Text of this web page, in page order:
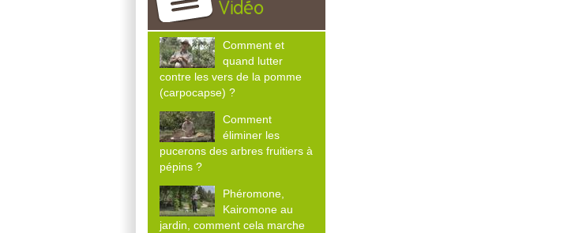
Vidéo
Comment et
quand lutter
contre les vers de la pomme
(carpocapse) ?
Comment
éliminer les
pucerons des arbres fruitiers à
pépins ?
Phéromone,
Kairomone au
jardin, comment cela marche